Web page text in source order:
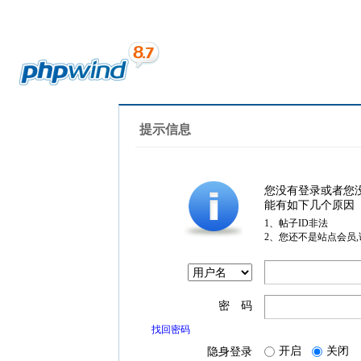
提示信息
您没有登录或者您
能有如下几个原因
1、帖子ID非法
2、您还不是站点会员
密 码
找回密码
隐身登录 开启 关闭